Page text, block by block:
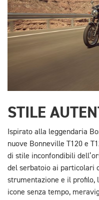
STILE
Ispirato alla leggendaria
nuove Bonneville T120 e
di stile inconfondibili
del serbatoio ai particolari
strumentazione e il profilo,
icone senza tempo,